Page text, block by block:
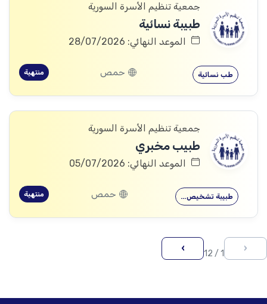
جمعية تنظيم الأسرة السورية
طبيبة نسائية
الموعد النهائي: 28/07/2026
طب نسائية حمص منتهية
جمعية تنظيم الأسرة السورية
طبيب مخبري
الموعد النهائي: 05/07/2026
طبيبة تشخيص… حمص منتهية
‹
1 / 12
›